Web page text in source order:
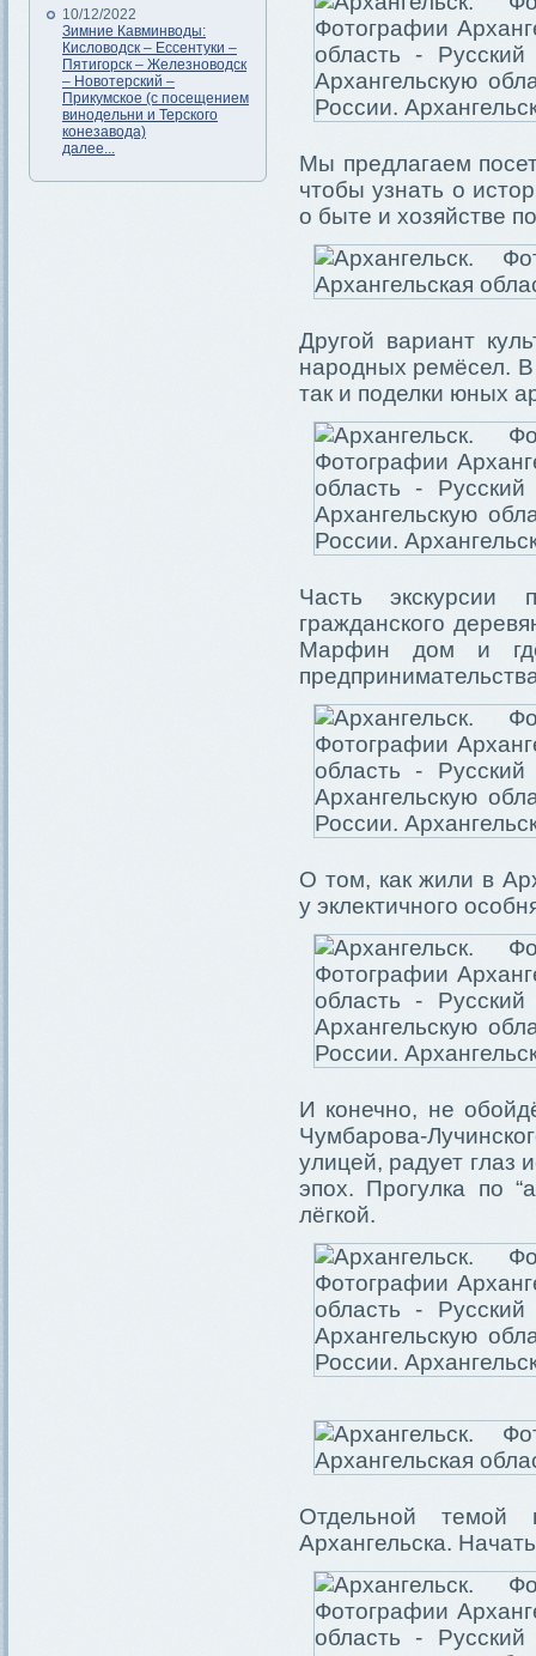
10/12/2022
Зимние Кавминводы:
Кисловодск – Ессентуки –
Пятигорск – Железноводск
– Новотерский –
Прикумское (с посещением
винодельни и Терского
конезавода)
далее...
Мы предлагаем
чтобы узнать о
о быте и хозяйстве
Другой вариант
народных ремёсел. В
так и поделки юных
Часть экскурсии
гражданского
Марфин дом и где
О том, как жили в
у эклектичного
И конечно, не
Чумбарова-
улицей, радует глаз
эпох. Прогулка по
лёгкой.
Отдельной темой
Архангельска.